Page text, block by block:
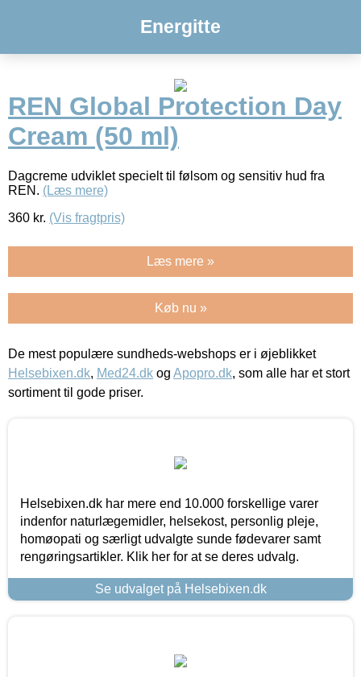
Energitte
REN Global Protection Day
Cream (50 ml)
Dagcreme udviklet specielt til følsom og sensitiv hud fra
REN. (Læs mere)
360 kr. (Vis fragtpris)
Læs mere »
Køb nu »
De mest populære sundheds-webshops er i øjeblikket
Helsebixen.dk, Med24.dk og Apopro.dk, som alle har et stort
sortiment til gode priser.
Helsebixen.dk har mere end 10.000 forskellige varer
indenfor naturlægemidler, helsekost, personlig pleje,
homøopati og særligt udvalgte sunde fødevarer samt
rengøringsartikler. Klik her for at se deres udvalg.
Se udvalget på Helsebixen.dk